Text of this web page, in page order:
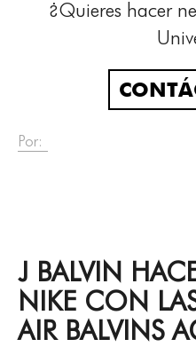
¿Quieres hacer
Por:
J BALVIN
NIKE CON
AIR BALVINS